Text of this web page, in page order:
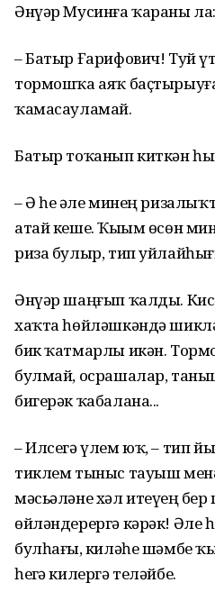
Әнүәр Мусинға ҡараны ла:
– Батыр Ғарифович! Туй
тормошҡа аяҡ баҫтырыуға
ҡамасауламай.
Батыр тоҡанып киткән
– Ә һеҙ әле минең
атай кеше. Ҡыҙым өсөн
риза булыр, тип
Әнүәр шаңғып ҡалды.
хаҡта һөйләшкәндә
бик ҡатмарлы икән.
булмай, осрашалар,
бигерәк ҡабалана...
– Илсегә үлем юҡ, – тип
тиклем тыныс тауыш
мәсьәләне хәл итеүҙең
өйләндерергә кәрәк! Әле
булһағыҙ, киләһе шәмбе
һеҙгә килергә теләйбеҙ.